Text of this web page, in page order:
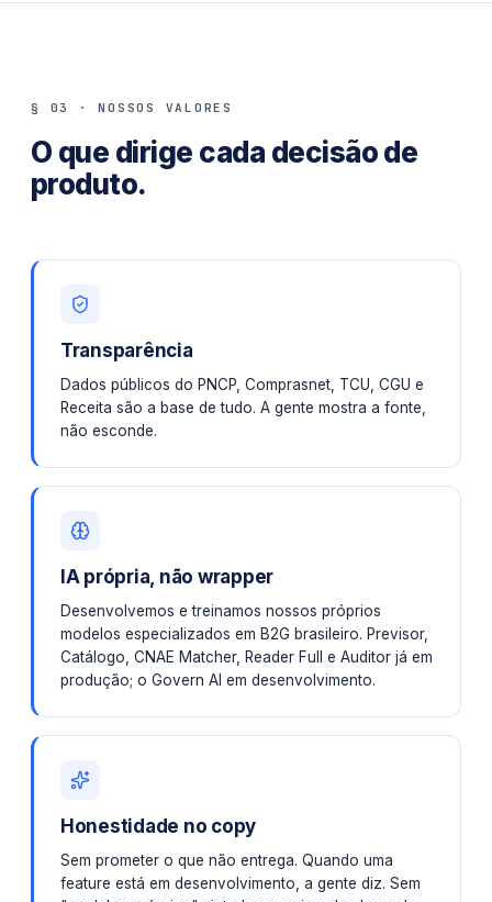
§ 03 · NOSSOS VALORES
O que dirige cada decisão de
produto.
Transparência
Dados públicos do PNCP, Comprasnet, TCU, CGU e
Receita são a base de tudo. A gente mostra a fonte,
não esconde.
IA própria, não wrapper
Desenvolvemos e treinamos nossos próprios
modelos especializados em B2G brasileiro. Previsor,
Catálogo, CNAE Matcher, Reader Full e Auditor já em
produção; o Govern AI em desenvolvimento.
Honestidade no copy
Sem prometer o que não entrega. Quando uma
feature está em desenvolvimento, a gente diz. Sem